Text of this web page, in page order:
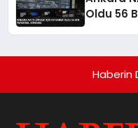
Oldu 56
Haberin